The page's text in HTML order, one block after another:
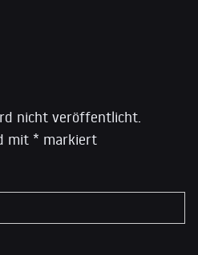
nicht veröffentlicht.
mit * markiert